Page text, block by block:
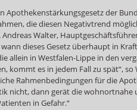
Apothekenstärkungsgesetz der
die diesen Negativtrend
Andreas Walter,
dieses Gesetz überhaupt in
allein in Westfalen-Lippe in den
kommt es in jedem Fall zu spät“,
Rahmenbedingungen für die
nicht, dann gerät die wohnortnahe
in Gefahr.“